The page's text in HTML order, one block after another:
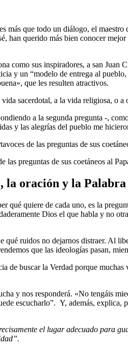
más que todo un diálogo, el
han querido más bien conocer
como sus inspiradores, a san
y un “modelo de entrega al
que les resulten atractivos.
sacerdotal, a la vida religiosa, o
a la segunda pregunta -,
y las alegrías del pueblo me
las preguntas de sus coetáneos al
la oración y la Palabra
qué quiere de cada uno, es la
Dios el que habla y no
ruidos no dejarnos distraer. Al
que las ideologías pasan,
buscar la Verdad porque
y nos responderá. «No tengáis
escucharlo”. Y, además,
el lugar adecuado para